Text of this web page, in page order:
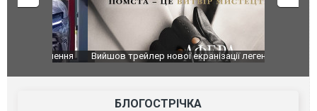
Вийшов трейлер нової екранізації легендарного
БЛОГОСТРІЧКА